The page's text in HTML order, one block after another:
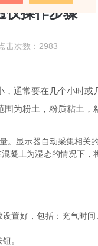
仪操作步骤
次数：2983
通常要在几个小时
为粉土，粉质粘土
显示器自动采集相关
凝土为湿态的情况下
好，包括：充气时间
。